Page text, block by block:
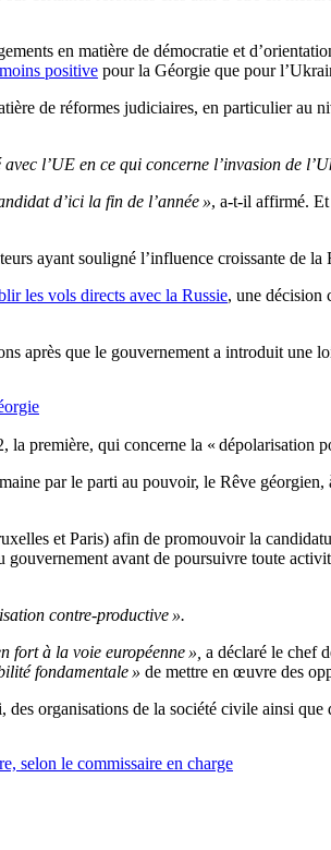
en matière de démocratie et
positive pour la Géorgie que pour
de réformes judiciaires, en particulier au
avec l’UE en ce qui concerne l’invasion de
d’ici la fin de l’année », a-t-il affirmé. Et
ayant souligné l’influence croissante de la
les vols directs avec la Russie, une décision
après que le gouvernement a introduit une
première, qui concerne la «
par le parti au pouvoir, le Rêve
et Paris) afin de promouvoir la
avant de poursuivre toute
contre-productive ».
fort à la voie européenne », a déclaré le chef
fondamentale » de mettre en œuvre des
organisations de la société civile ainsi que
selon le commissaire en charge